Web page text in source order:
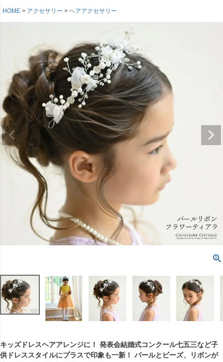
HOME アクセサリー ヘアアクセサリー
キッズドレスヘアアレンジに！ 発表会結婚式コンクール七五三など子
供ドレススタイルにプラスで印象も一新！ パールとビーズ、リボンが